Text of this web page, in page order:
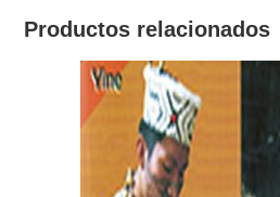
Productos relacionados